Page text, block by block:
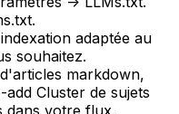
.
adaptée au
souhaitez.
markdown,
add Cluster de sujets